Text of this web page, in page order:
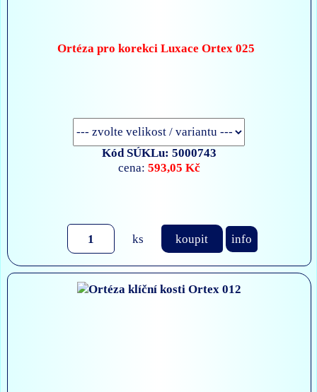
Ortéza pro korekci Luxace Ortex 025
Kód SÚKLu: 5000743
cena: 593,05 Kč
ks koupit info